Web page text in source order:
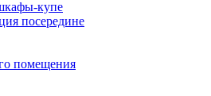
купе
посередине
помещения